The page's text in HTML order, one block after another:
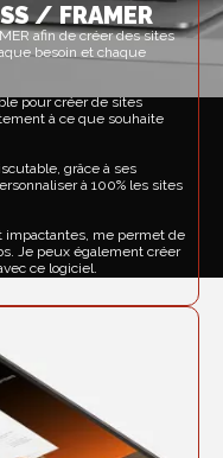
/ FRAMER
afin de créer des sites
besoin et chaque
pour créer de sites
à ce que souhaite
grâce à ses
à 100% les sites
impactantes, me permet de
Je peux également créer
ce logiciel.